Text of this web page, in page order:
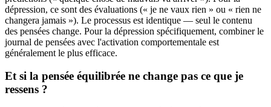
dépression, ce sont des évaluations (« je ne vaux rien » ou « rien ne
changera jamais »). Le processus est identique — seul le contenu
des pensées change. Pour la dépression spécifiquement, combiner le
journal de pensées avec l'activation comportementale est
généralement le plus efficace.
Et si la pensée équilibrée ne change pas ce que je
ressens ?